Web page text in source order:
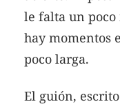
le falta un poco
hay momentos
poco larga.
El guión,